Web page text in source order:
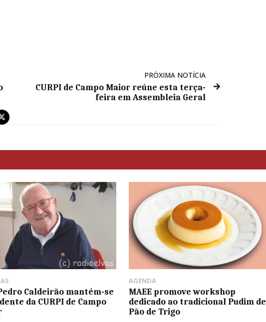
PRÓXIMA NOTÍCIA
CURPI de Campo Maior reúne esta terça-
feira em Assembleia Geral
Caldeirão mantém-se
da CURPI de Campo
AGENDA
MAEE promove workshop
dedicado ao tradicional Pudim de
Pão de Trigo